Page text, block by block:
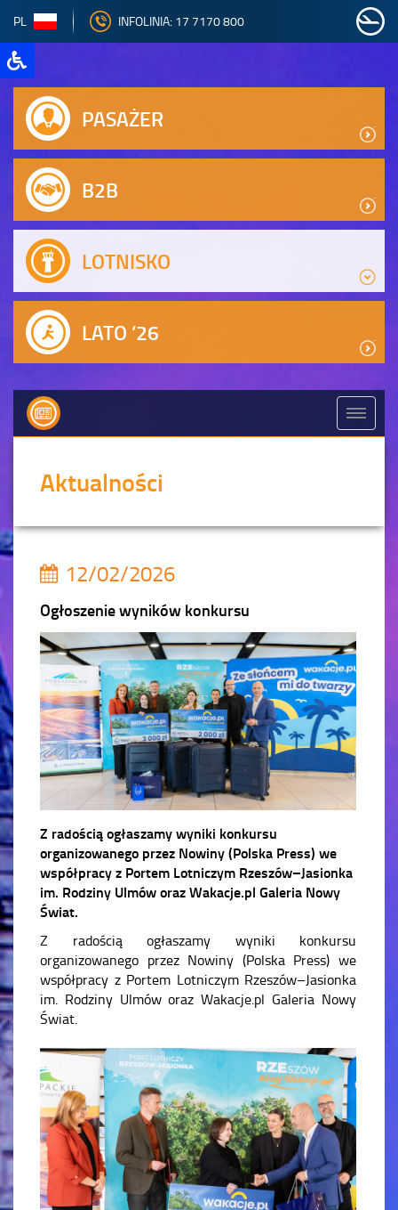
PL INFOLINIA: 17 7170 800
PASAŻER
B2B
LOTNISKO
LATO ’26
Aktualności
12/02/2026
Ogłoszenie wyników konkursu
Z radością ogłaszamy wyniki konkursu
organizowanego przez Nowiny (Polska Press) we
współpracy z Portem Lotniczym Rzeszów–Jasionka
im. Rodziny Ulmów oraz Wakacje.pl Galeria Nowy
Świat.
Z radością ogłaszamy wyniki konkursu
organizowanego przez Nowiny (Polska Press) we
współpracy z Portem Lotniczym Rzeszów–Jasionka
im. Rodziny Ulmów oraz Wakacje.pl Galeria Nowy
Świat.